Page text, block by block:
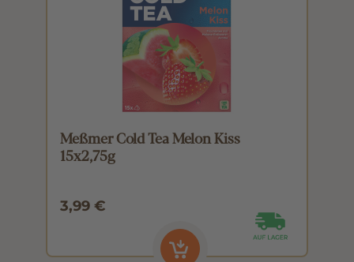
Meßmer Cold Tea Melon Kiss
15x2,75g
3,99 €